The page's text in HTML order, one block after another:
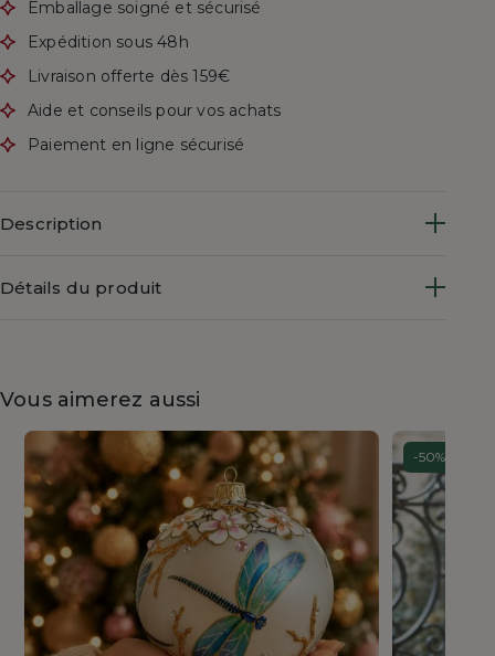
Emballage soigné et sécurisé
Expédition sous 48h
Livraison offerte dès 159€
Aide et conseils pour vos achats
Paiement en ligne sécurisé
Description
Détails du produit
Vous aimerez aussi
-50%